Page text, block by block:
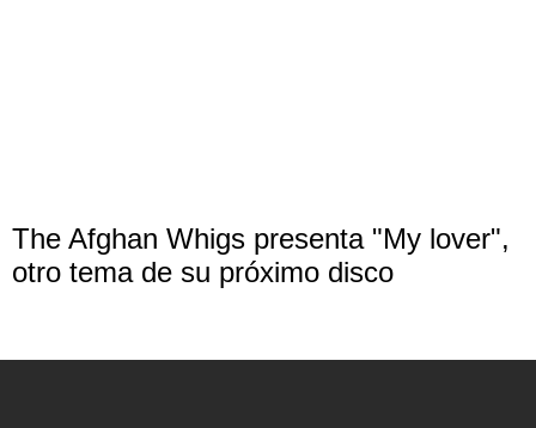
The Afghan Whigs presenta "My lover",
otro tema de su próximo disco